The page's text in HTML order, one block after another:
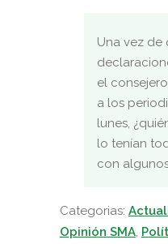
Una vez de
el
a los
lunes,
lo tenían
con
Categorias:
Opinión SMA,